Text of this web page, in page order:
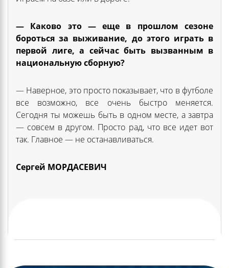
— Каково это — еще в прошлом сезоне
бороться за выживание, до этого играть в
первой лиге, а сейчас быть вызванным в
национальную сборную?
— Наверное, это просто показывает, что в футболе
все возможно, все очень быстро меняется.
Сегодня ты можешь быть в одном месте, а завтра
— совсем в другом. Просто рад, что все идет вот
так. Главное — не останавливаться.
Сергей МОРДАСЕВИЧ